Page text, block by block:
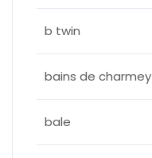
b twin
bains de charmey
bale